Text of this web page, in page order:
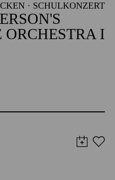
· SCHULKONZERT
ORCHESTRA I